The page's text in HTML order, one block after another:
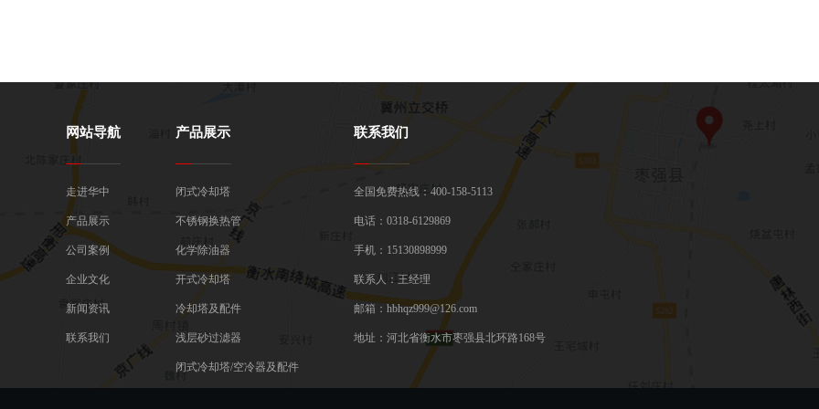
网站导航
走进华中
产品展示
公司案例
企业文化
新闻资讯
联系我们
产品展示
闭式冷却塔
不锈钢换热管
化学除油器
开式冷却塔
冷却塔及配件
浅层砂过滤器
闭式冷却塔/空冷器及配件
联系我们
全国免费热线：400-158-5113
电话：0318-6129869
手机：15130898999
联系人：王经理
邮箱：hbhqz999@126.com
地址：河北省衡水市枣强县北环路168号